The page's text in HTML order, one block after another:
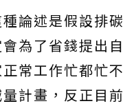
論述是假設排碳
為了省錢提出自
常工作忙都忙不
計畫，反正目前